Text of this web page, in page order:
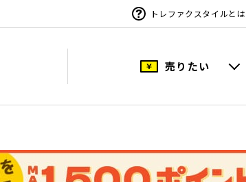
トレファクスタイルとは
売りたい